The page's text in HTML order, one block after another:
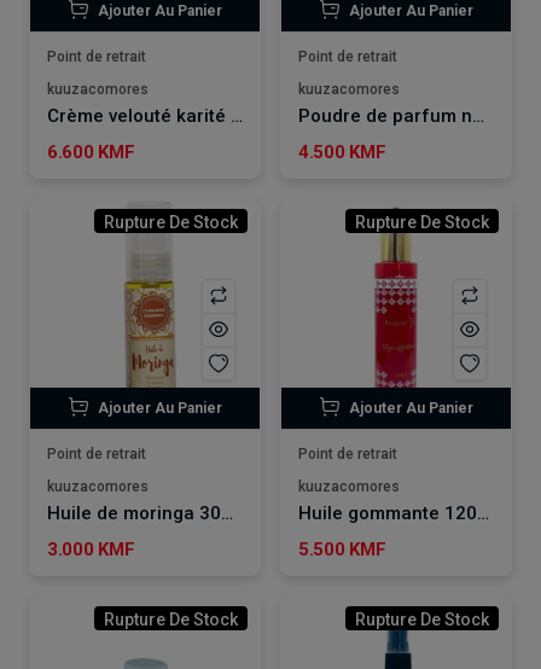
Ajouter Au Panier
Point de retrait
kuuzacomores
Crème velouté karité pour le corps et le visage RIDAAH
6.600 KMF
Ajouter Au Panier
Point de retrait
kuuzacomores
Poudre de parfum naturel de santal KAA RIDAAH
4.500 KMF
Rupture De Stock
Ajouter Au Panier
Point de retrait
kuuzacomores
Huile de moringa 30ML
3.000 KMF
Rupture De Stock
Ajouter Au Panier
Point de retrait
kuuzacomores
Huile gommante 120ml Zen RIDAAH
5.500 KMF
Rupture De Stock Rupture De Stock